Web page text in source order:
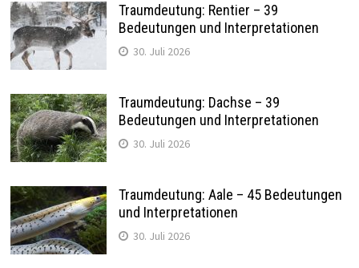
Traumdeutung: Rentier – 39
Bedeutungen und Interpretationen
30. Juli 2026
Traumdeutung: Dachse – 39
Bedeutungen und Interpretationen
30. Juli 2026
Traumdeutung: Aale – 45 Bedeutungen
und Interpretationen
30. Juli 2026